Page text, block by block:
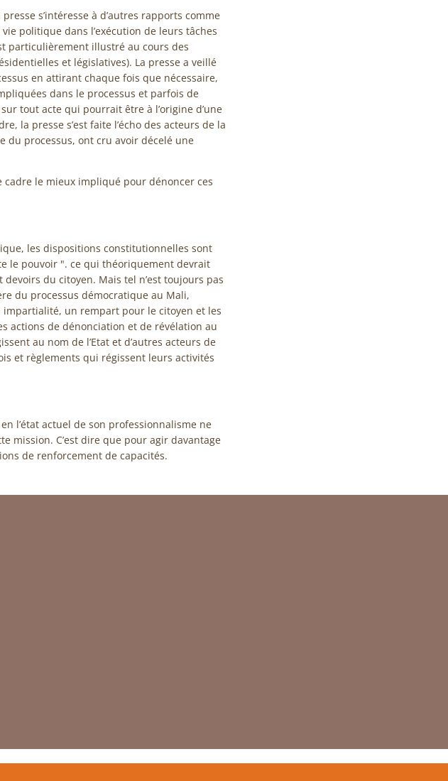
s’intéresse à d’autres rapports comme
politique dans l’exécution de leurs tâches
particulièrement illustré au cours des
et législatives). La presse a veillé
en attirant chaque fois que nécessaire,
dans le processus et parfois de
tout acte qui pourrait être à l’origine d’une
la presse s’est faite l’écho des acteurs de la
du processus, ont cru avoir décelé une
cadre le mieux impliqué pour dénoncer ces
les dispositions constitutionnelles sont
le pouvoir ". ce qui théoriquement devrait
du citoyen. Mais tel n’est toujours pas
du processus démocratique au Mali,
un rempart pour le citoyen et les
actions de dénonciation et de révélation au
au nom de l’Etat et d’autres acteurs de
et règlements qui régissent leurs activités
l’état actuel de son professionnalisme ne
mission. C’est dire que pour agir davantage
de renforcement de capacités.